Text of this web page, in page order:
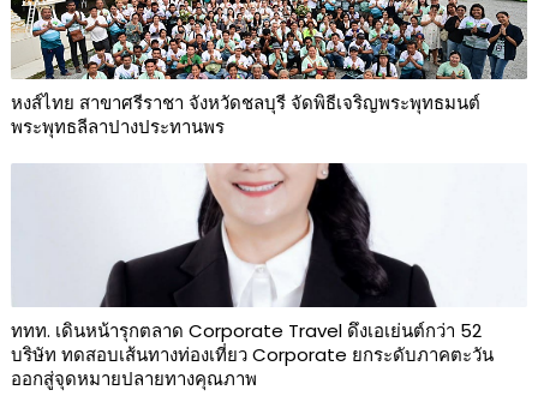
หงส์ไทย สาขาศรีราชา จังหวัดชลบุรี จัดพิธีเจริญพระพุทธมนต์
พระพุทธลีลาปางประทานพร
ททท. เดินหน้ารุกตลาด Corporate Travel ดึงเอเย่นต์กว่า 52
บริษัท ทดสอบเส้นทางท่องเที่ยว Corporate ยกระดับภาคตะวัน
ออกสู่จุดหมายปลายทางคุณภาพ